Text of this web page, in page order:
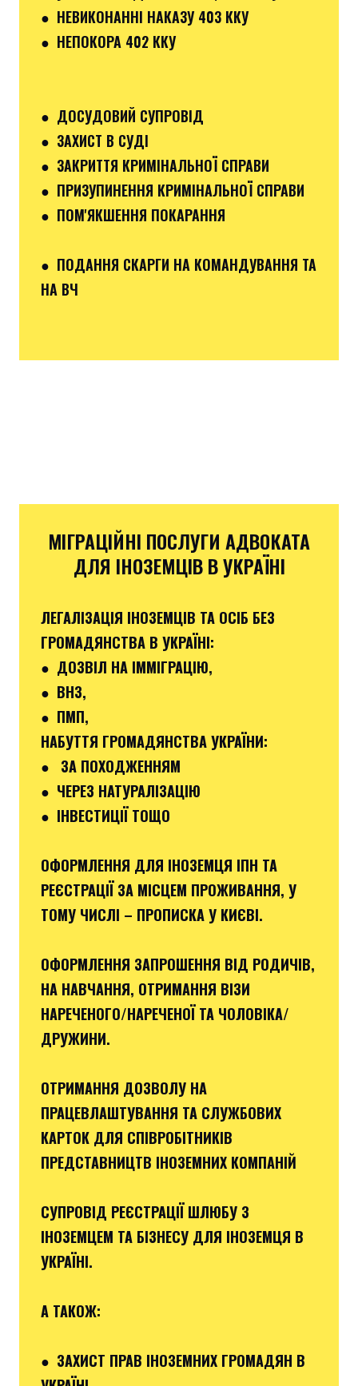
● НЕВИКОНАННІ НАКАЗУ 403 ККУ
● НЕПОКОРА 402 ККУ
● ДОСУДОВИЙ СУПРОВІД
● ЗАХИСТ В СУДІ
● ЗАКРИТТЯ КРИМІНАЛЬНОЇ СПРАВИ
● ПРИЗУПИНЕННЯ КРИМІНАЛЬНОЇ СПРАВИ
● ПОМ'ЯКШЕННЯ ПОКАРАННЯ
● ПОДАННЯ СКАРГИ НА КОМАНДУВАННЯ ТА
НА ВЧ
МІГРАЦІЙНІ ПОСЛУГИ АДВОКАТА
ДЛЯ ІНОЗЕМЦІВ В УКРАЇНІ
ЛЕГАЛІЗАЦІЯ ІНОЗЕМЦІВ ТА ОСІБ БЕЗ
ГРОМАДЯНСТВА В УКРАЇНІ:
● ДОЗВІЛ НА ІММІГРАЦІЮ,
● ВНЗ,
● ПМП,
НАБУТТЯ ГРОМАДЯНСТВА УКРАЇНИ:
● ЗА ПОХОДЖЕННЯМ
● ЧЕРЕЗ НАТУРАЛІЗАЦІЮ
● ІНВЕСТИЦІЇ ТОЩО
ОФОРМЛЕННЯ ДЛЯ ІНОЗЕМЦЯ ІПН ТА
РЕЄСТРАЦІЇ ЗА МІСЦЕМ ПРОЖИВАННЯ, У
ТОМУ ЧИСЛІ – ПРОПИСКА У КИЄВІ.
ОФОРМЛЕННЯ ЗАПРОШЕННЯ ВІД РОДИЧІВ,
НА НАВЧАННЯ, ОТРИМАННЯ ВІЗИ
НАРЕЧЕНОГО/НАРЕЧЕНОЇ ТА ЧОЛОВІКА/
ДРУЖИНИ.
ОТРИМАННЯ ДОЗВОЛУ НА
ПРАЦЕВЛАШТУВАННЯ ТА СЛУЖБОВИХ
КАРТОК ДЛЯ СПІВРОБІТНИКІВ
ПРЕДСТАВНИЦТВ ІНОЗЕМНИХ КОМПАНІЙ
СУПРОВІД РЕЄСТРАЦІЇ ШЛЮБУ З
ІНОЗЕМЦЕМ ТА БІЗНЕСУ ДЛЯ ІНОЗЕМЦЯ В
УКРАЇНІ.
А ТАКОЖ:
● ЗАХИСТ ПРАВ ІНОЗЕМНИХ ГРОМАДЯН В